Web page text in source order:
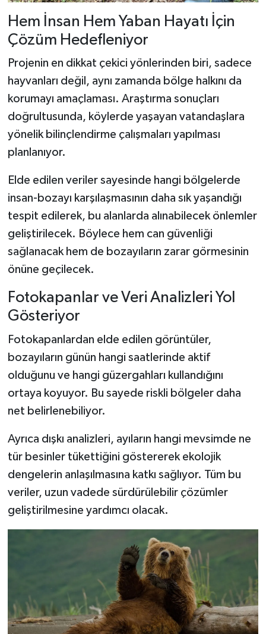
Hem İnsan Hem Yaban Hayatı İçin
Çözüm Hedefleniyor
Projenin en dikkat çekici yönlerinden biri, sadece
hayvanları değil, aynı zamanda bölge halkını da
korumayı amaçlaması. Araştırma sonuçları
doğrultusunda, köylerde yaşayan vatandaşlara
yönelik bilinçlendirme çalışmaları yapılması
planlanıyor.
Elde edilen veriler sayesinde hangi bölgelerde
insan-bozayı karşılaşmasının daha sık yaşandığı
tespit edilerek, bu alanlarda alınabilecek önlemler
geliştirilecek. Böylece hem can güvenliği
sağlanacak hem de bozayıların zarar görmesinin
önüne geçilecek.
Fotokapanlar ve Veri Analizleri Yol
Gösteriyor
Fotokapanlardan elde edilen görüntüler,
bozayıların günün hangi saatlerinde aktif
olduğunu ve hangi güzergahları kullandığını
ortaya koyuyor. Bu sayede riskli bölgeler daha
net belirlenebiliyor.
Ayrıca dışkı analizleri, ayıların hangi mevsimde ne
tür besinler tükettiğini göstererek ekolojik
dengelerin anlaşılmasına katkı sağlıyor. Tüm bu
veriler, uzun vadede sürdürülebilir çözümler
geliştirilmesine yardımcı olacak.